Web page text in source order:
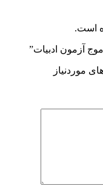
است.
آزمون ادبیات”
موردنیاز